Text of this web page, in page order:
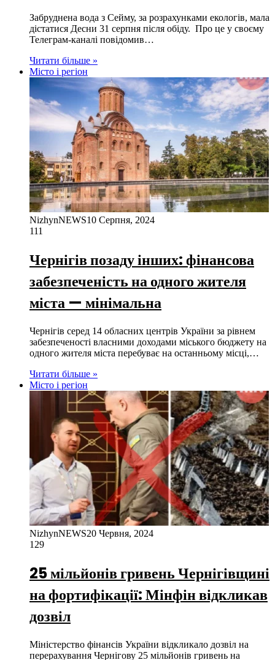
Забруднена вода з Сейму, за розрахунками екологів, мала
дістатися Десни 31 серпня після обіду. Про це у своєму
Телеграм-каналі повідомив…
Читати більше »
Місто і регіон
NizhynNEWS10 Серпня, 2024
111
Чернігів позаду інших: фінансова
забезпеченість на одного жителя
міста — мінімальна
Чернігів серед 14 обласних центрів України за рівнем
забезпеченості власними доходами міського бюджету на
одного жителя міста перебуває на останньому місці,…
Читати більше »
Місто і регіон
NizhynNEWS20 Червня, 2024
129
25 мільйонів гривень Чернігівщині
на фортифікації: Мінфін відкликав
дозвіл
Міністерство фінансів України відкликало дозвіл на
перерахування Чернігову 25 мільйонів гривень на